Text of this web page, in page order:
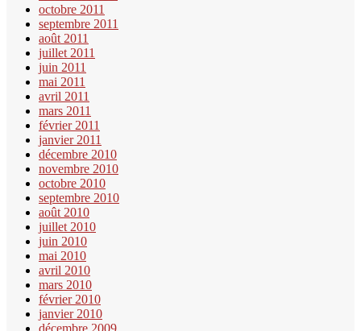
octobre 2011
septembre 2011
août 2011
juillet 2011
juin 2011
mai 2011
avril 2011
mars 2011
février 2011
janvier 2011
décembre 2010
novembre 2010
octobre 2010
septembre 2010
août 2010
juillet 2010
juin 2010
mai 2010
avril 2010
mars 2010
février 2010
janvier 2010